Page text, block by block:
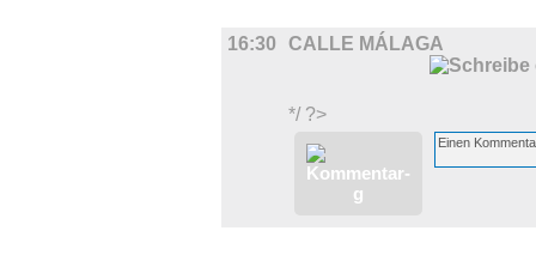
16:30 CALLE MÁLAGA
*/ ?>